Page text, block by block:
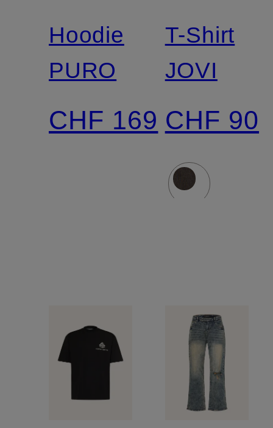
culture
Hoodie
PURO
CHF 169
culture
T-Shirt
JOVI
CHF 90